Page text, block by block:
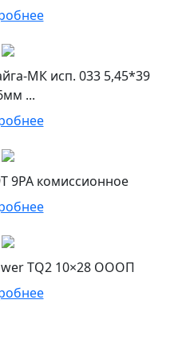
МК исп. 033 5,45*39
...
9РА комиссионное
TQ2 10×28 ОООП